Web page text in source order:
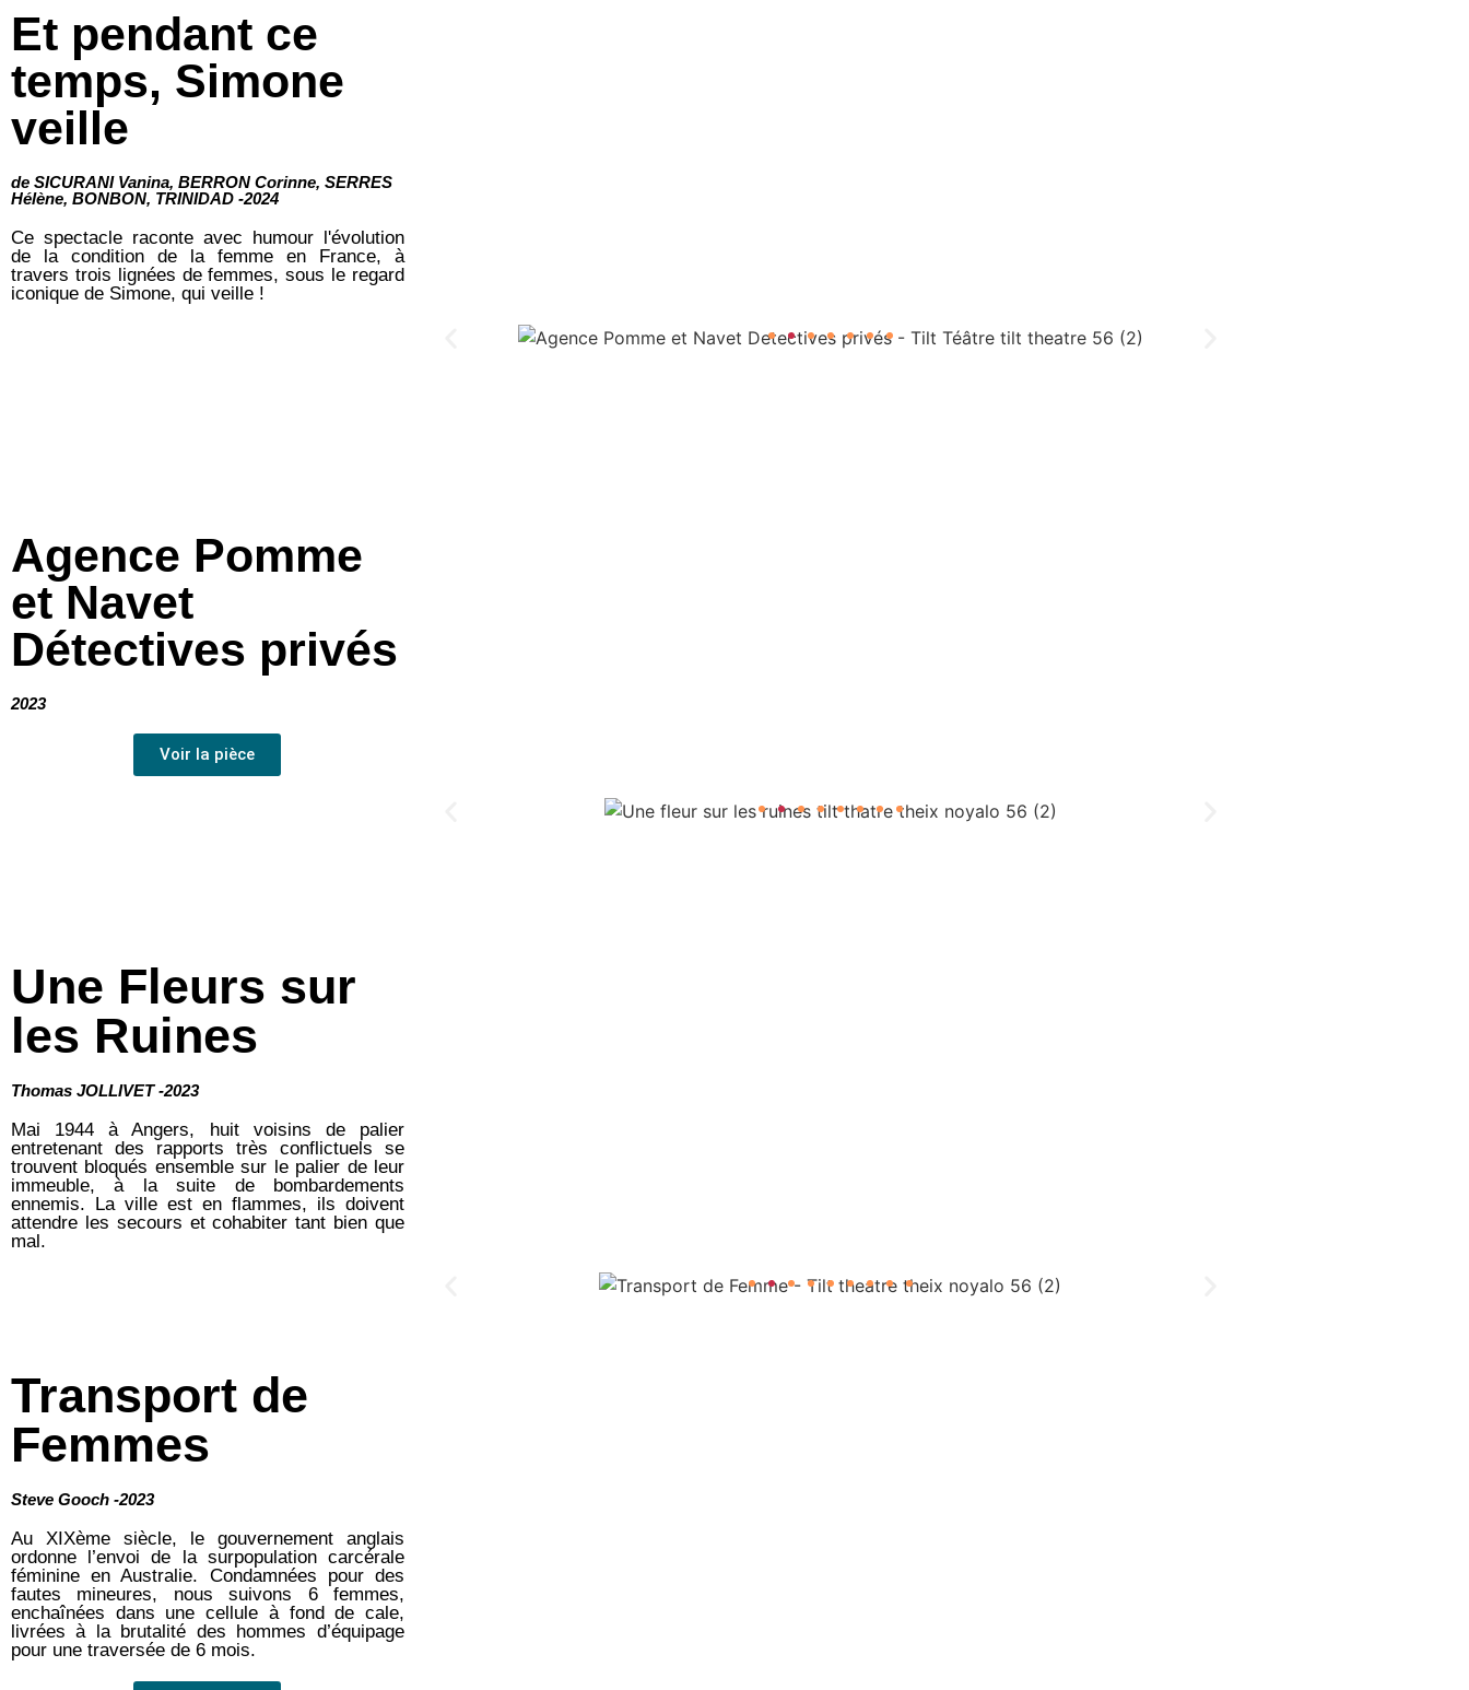
Et pendant ce
temps, Simone
veille
de SICURANI Vanina, BERRON Corinne, SERRES
Hélène, BONBON, TRINIDAD -2024
Ce spectacle raconte avec humour l'évolution
de la condition de la femme en France, à
travers trois lignées de femmes, sous le regard
iconique de Simone, qui veille !
Agence Pomme
et Navet
Détectives privés
2023
Voir la pièce
Une Fleurs sur
les Ruines
Thomas JOLLIVET -2023
Mai 1944 à Angers, huit voisins de palier
entretenant des rapports très conflictuels se
trouvent bloqués ensemble sur le palier de leur
immeuble, à la suite de bombardements
ennemis. La ville est en flammes, ils doivent
attendre les secours et cohabiter tant bien que
mal.
Transport de
Femmes
Steve Gooch -2023
Au XIXème siècle, le gouvernement anglais
ordonne l’envoi de la surpopulation carcérale
féminine en Australie. Condamnées pour des
fautes mineures, nous suivons 6 femmes,
enchaînées dans une cellule à fond de cale,
livrées à la brutalité des hommes d’équipage
pour une traversée de 6 mois.